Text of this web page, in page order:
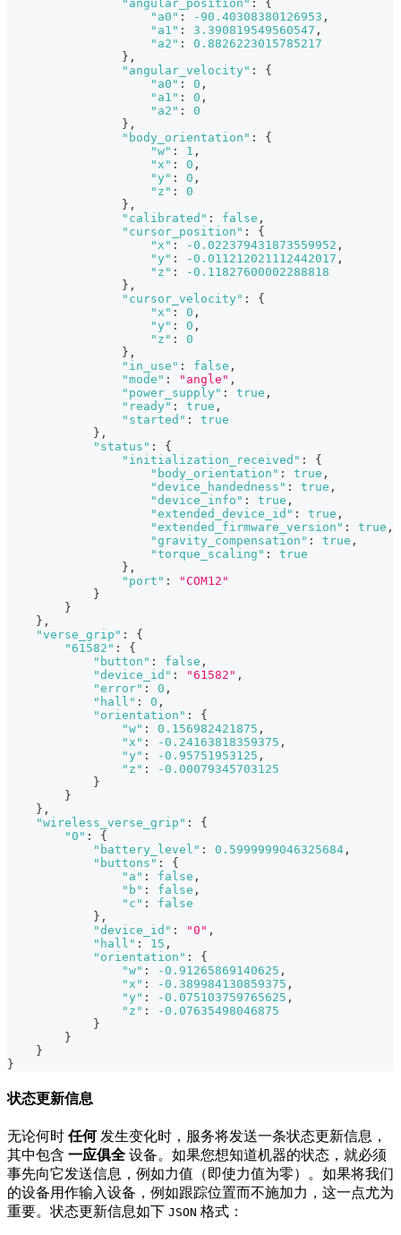
"angular_position" :
{
"a0" : -90.40308380126953 ,
"a1" : 3.390819549560547 ,
"a2" :
0.8826223015785217
} ,
"angular_velocity" :
{
"a0" : 0 ,
"a1" : 0 ,
"a2" :
0
} ,
"body_orientation" :
{
"w" : 1 ,
"x" : 0 ,
"y" : 0 ,
"z" :
0
} ,
"calibrated" : false ,
"cursor_position" :
{
"x" : -0.022379431873559952 ,
"y" : -0.011212021112442017 ,
"z" :
-0.11827600002288818
} ,
"cursor_velocity" :
{
"x" : 0 ,
"y" : 0 ,
"z" :
0
} ,
"in_use" : false ,
"mode" : "angle" ,
"power_supply" : true ,
"ready" : true ,
"started" :
true
} ,
"status" :
{
"initialization_received" :
{
"body_orientation" : true ,
"device_handedness" : true ,
"device_info" : true ,
"extended_device_id" : true ,
"extended_firmware_version" : true ,
"gravity_compensation" : true ,
"torque_scaling" :
true
} ,
"port" :
"COM12"
}
}
} ,
"verse_grip" :
{
"61582" :
{
"button" : false ,
"device_id" : "61582" ,
"error" : 0 ,
"hall" : 0 ,
"orientation" :
{
"w" : 0.156982421875 ,
"x" : -0.24163818359375 ,
"y" : -0.95751953125 ,
"z" :
-0.00079345703125
}
}
} ,
"wireless_verse_grip" :
{
"0" :
{
"battery_level" : 0.5999999046325684 ,
"buttons" :
{
"a" : false ,
"b" : false ,
"c" :
false
} ,
"device_id" : "0" ,
"hall" : 15 ,
"orientation" :
{
"w" : -0.91265869140625 ,
"x" : -0.389984130859375 ,
"y" : -0.075103759765625 ,
"z" :
-0.07635498046875
}
}
}
}
状态更新信息
无论何时 任何发生变化时，服务将发送一条状态更新信息，
其中包含 一应俱全 设备。如果您想知道机器的状态，就必须
事先向它发送信息，例如力值（即使力值为零）。如果将我们
的设备用作输入设备，例如跟踪位置而不施加力，这一点尤为
重要。状态更新信息如下 JSON 格式：